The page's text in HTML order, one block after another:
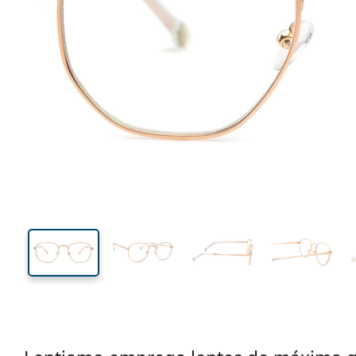
Calibre total dos óculos
44 mm
Comprimento do cristal
51 mm
Calibre do cristal